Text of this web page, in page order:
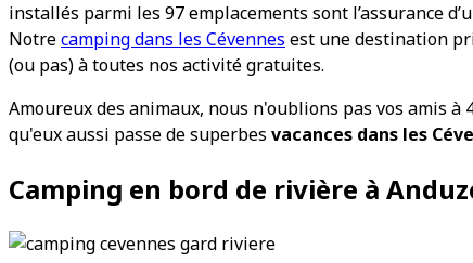
installés parmi les 97 emplacements sont l’assurance
Notrecamping dans les Cévennes est une destination
(ou pas) à toutes nos activité gratuites.
Amoureux des animaux, nous n'oublions pas vos amis
qu'eux aussi passe de superbes vacances dans les
Camping en bord de rivière à